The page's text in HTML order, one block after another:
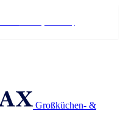
Großküchen- &